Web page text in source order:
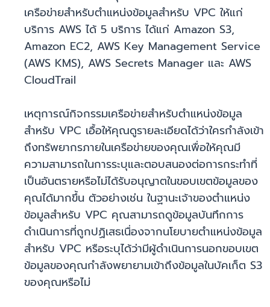
เครือข่ายสำหรับตำแหน่งข้อมูลสำหรับ VPC ให้แก่
บริการ AWS ได้ 5 บริการ ได้แก่ Amazon S3,
Amazon EC2, AWS Key Management Service
(AWS KMS), AWS Secrets Manager และ AWS
CloudTrail
เหตุการณ์กิจกรรมเครือข่ายสำหรับตำแหน่งข้อมูล
สำหรับ VPC เอื้อให้คุณดูรายละเอียดได้ว่าใครกำลังเข้า
ถึงทรัพยากรภายในเครือข่ายของคุณเพื่อให้คุณมี
ความสามารถในการระบุและตอบสนองต่อการกระทำที่
เป็นอันตรายหรือไม่ได้รับอนุญาตในขอบเขตข้อมูลของ
คุณได้มากขึ้น ตัวอย่างเช่น ในฐานะเจ้าของตำแหน่ง
ข้อมูลสำหรับ VPC คุณสามารถดูข้อมูลบันทึกการ
ดำเนินการที่ถูกปฏิเสธเนื่องจากนโยบายตำแหน่งข้อมูล
สำหรับ VPC หรือระบุได้ว่ามีผู้ดำเนินการนอกขอบเขต
ข้อมูลของคุณกำลังพยายามเข้าถึงข้อมูลในบัคเก็ต S3
ของคุณหรือไม่